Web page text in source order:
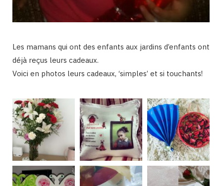
Les mamans qui ont des enfants aux jardins d’enfants ont
déjà reçus leurs cadeaux.
Voici en photos leurs cadeaux, ‘simples’ et si touchants!